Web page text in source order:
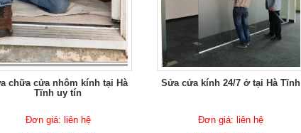
chữa cửa nhôm kính tại Hà
Tĩnh uy tín
Đơn giá: liên hệ
Sửa cửa kính 24/7 ở tại Hà Tĩnh
Đơn giá: liên hệ